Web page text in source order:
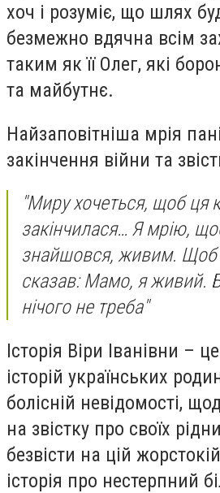
хоч і розуміє, що шлях
безмежно вдячна всім
таким як її Олег, які
та майбутнє.
Найзаповітніша мрія
закінчення війни та
"Миру хочеться, щоб ця
закінчилася… Я мрію,
знайшовся, живим. Щоб
сказав: Мамо, я живий.
нічого не треба"
Історія Віри Іванівни –
історій українських
болісній невідомості,
на звістку про своїх
безвісти на цій
історія про нестерпний